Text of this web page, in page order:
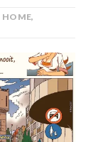
HOME,